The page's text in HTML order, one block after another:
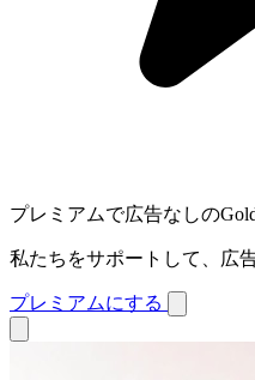
プレミアムで広告なしの
私たちをサポートして、広
プレミアムにする